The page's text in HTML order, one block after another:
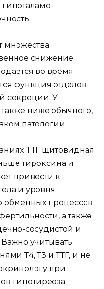
гипоталамо-
множества
снижение
во время
функция отделов
секреции. У
ниже обычного,
патологии.
TТГ щитовидная
тироксина и
привести к
и уровня
обменных процессов
а также
сосудистой и
учитывать
Т4, Т3 и ТТГ, и не
при
гипотиреоза.